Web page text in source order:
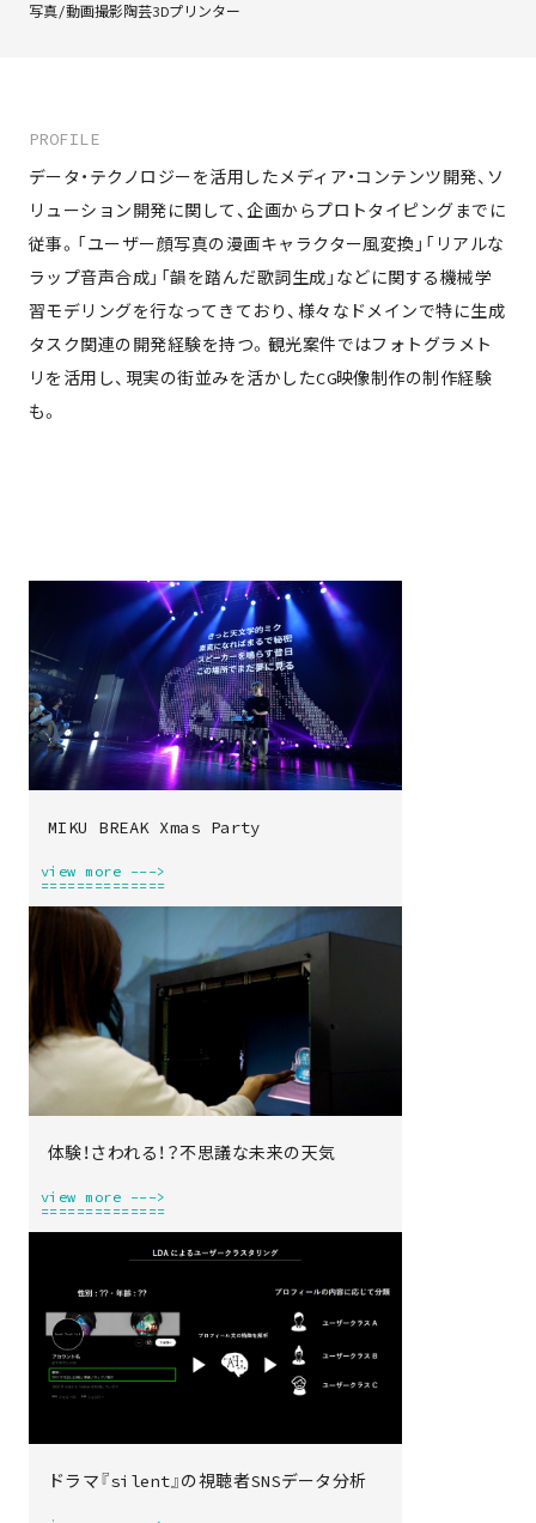
写真/動画撮影陶芸3Dプリンター
PROFILE
データ・テクノロジーを活用したメディア・コンテンツ開発、ソ
リューション開発に関して、企画からプロトタイピングまでに
従事。「ユーザー顔写真の漫画キャラクター風変換」「リアルな
ラップ音声合成」「韻を踏んだ歌詞生成」などに関する機械学
習モデリングを行なってきており、様々なドメインで特に生成
タスク関連の開発経験を持つ。観光案件ではフォトグラメト
リを活用し、現実の街並みを活かしたCG映像制作の制作経験
も。
MIKU BREAK Xmas Party
view more --->
==============
体験！さわれる！？不思議な未来の天気
view more --->
==============
ドラマ『silent』の視聴者SNSデータ分析